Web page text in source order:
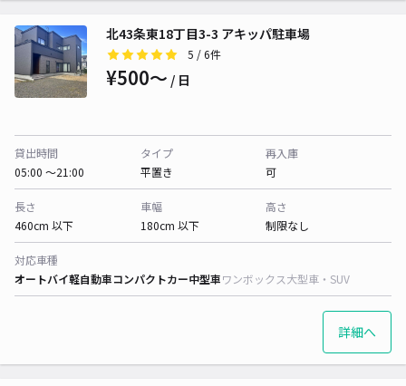
北43条東18丁目3-3 アキッパ駐車場
5 / 6件
¥500〜 / 日
貸出時間
05:00 〜21:00
タイプ
平置き
再入庫
可
長さ
460cm 以下
車幅
180cm 以下
高さ
制限なし
対応車種
オートバイ軽自動車コンパクトカー中型車ワンボックス大型車・SUV
詳細へ